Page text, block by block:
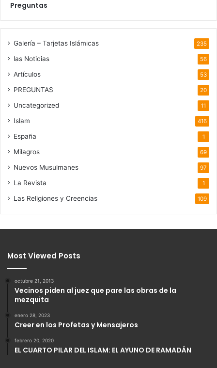
Preguntas
Galería – Tarjetas Islámicas 235
las Noticias 56
Artículos 53
PREGUNTAS 20
Uncategorized 11
Islam 416
España 1
Milagros 69
Nuevos Musulmanes 97
La Revista 1
Las Religiones y Creencias 109
Most Viewed Posts
octubre 21, 2013
Vecinos piden al juez que pare las obras de la
mezquita
enero 28, 2023
Creer en los Profetas y Mensajeros
febrero 20, 2020
EL CUARTO PILAR DEL ISLAM: EL AYUNO DE RAMADÁN